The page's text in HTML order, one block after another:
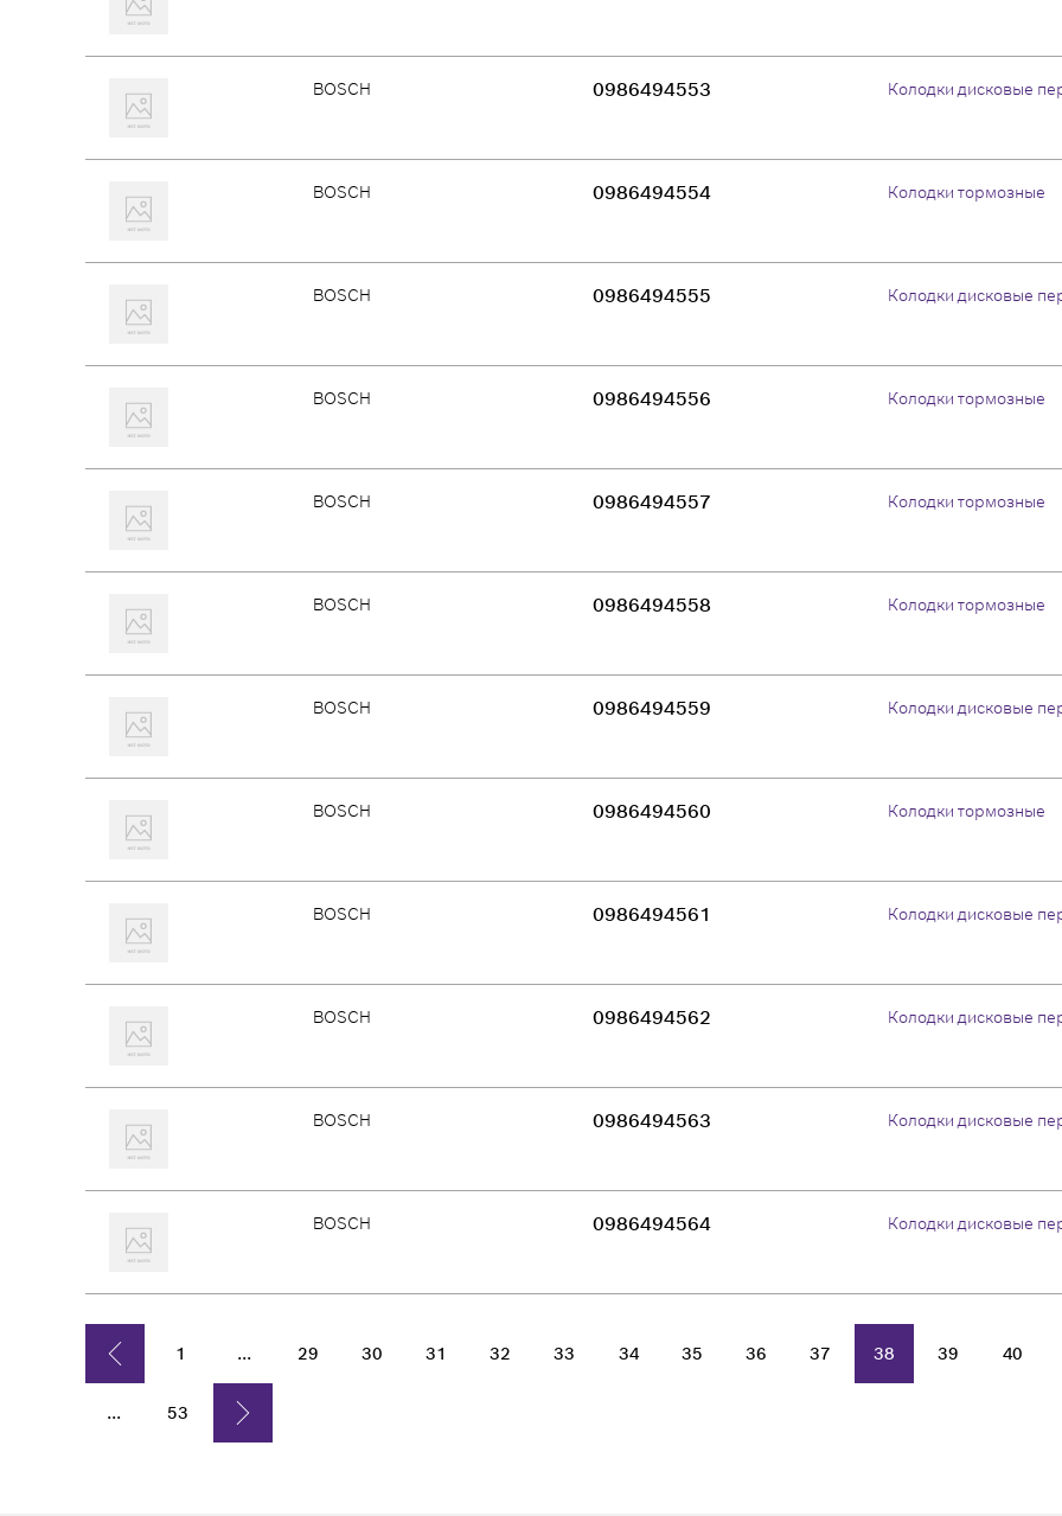
BOSCH 0986494553 Колодки дисковые
BOSCH 0986494554 Колодки тормозные
BOSCH 0986494555 Колодки дисковые
BOSCH 0986494556 Колодки тормозные
BOSCH 0986494557 Колодки тормозные
BOSCH 0986494558 Колодки тормозные
BOSCH 0986494559 Колодки дисковые
BOSCH 0986494560 Колодки тормозные
BOSCH 0986494561 Колодки дисковые
BOSCH 0986494562 Колодки дисковые
BOSCH 0986494563 Колодки дисковые
BOSCH 0986494564 Колодки дисковые
1 ... 29 30 31 32 33 34 35 36 37 38 39 40
... 53